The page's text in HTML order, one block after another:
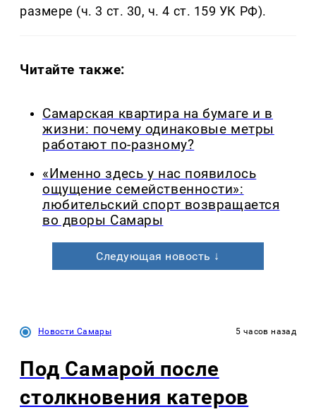
размере (ч. 3 ст. 30, ч. 4 ст. 159 УК РФ).
Читайте также:
Самарская квартира на бумаге и в
жизни: почему одинаковые метры
работают по-разному?
«Именно здесь у нас появилось
ощущение семейственности»:
любительский спорт возвращается
во дворы Самары
Следующая новость ↓
Новости Самары 5 часов назад
Под Самарой после
столкновения катеров